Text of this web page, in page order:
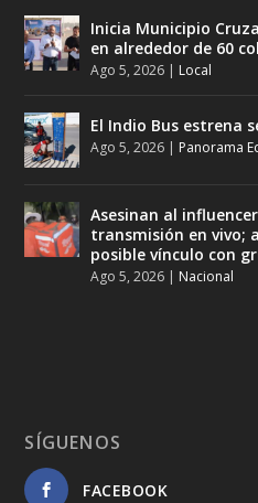
Inicia Municipio
en alrededor de 60
Ago 5, 2026 | Local
El Indio Bus estrena
Ago 5, 2026 | Panorama
Asesinan al
transmisión en vivo;
posible vínculo con
Ago 5, 2026 | Nacional
SÍGUENOS
FACEBOOK